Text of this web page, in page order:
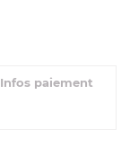
Infos paiement